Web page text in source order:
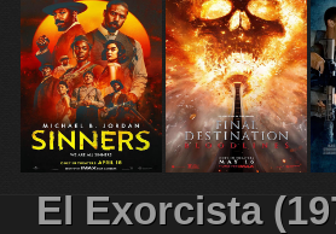
El Exorcista